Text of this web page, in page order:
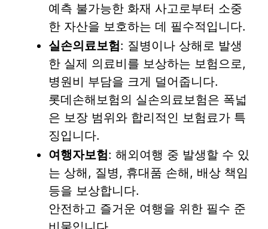
예측 불가능한 화재 사고로부터 소중
한 자산을 보호하는 데 필수적입니다.
실손의료보험: 질병이나 상해로 발생
한 실제 의료비를 보상하는 보험으로,
병원비 부담을 크게 덜어줍니다.
롯데손해보험의 실손의료보험은 폭넓
은 보장 범위와 합리적인 보험료가 특
징입니다.
여행자보험: 해외여행 중 발생할 수 있
는 상해, 질병, 휴대품 손해, 배상 책임
등을 보상합니다.
안전하고 즐거운 여행을 위한 필수 준